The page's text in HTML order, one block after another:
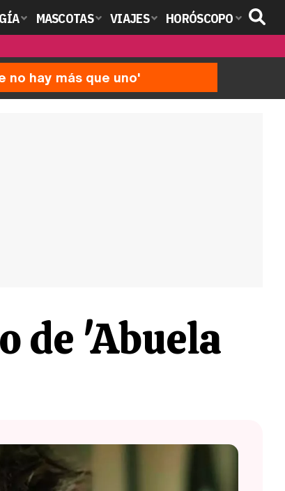
MASCOTAS VIAJES HORÓSCOPO
no hay más que uno'
de 'Abuela